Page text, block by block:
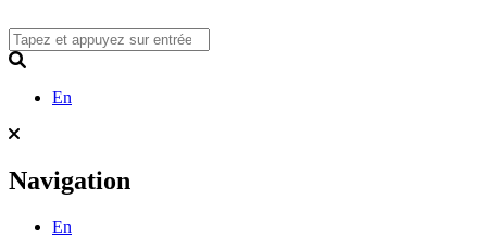
to
content
En
Navigation
En